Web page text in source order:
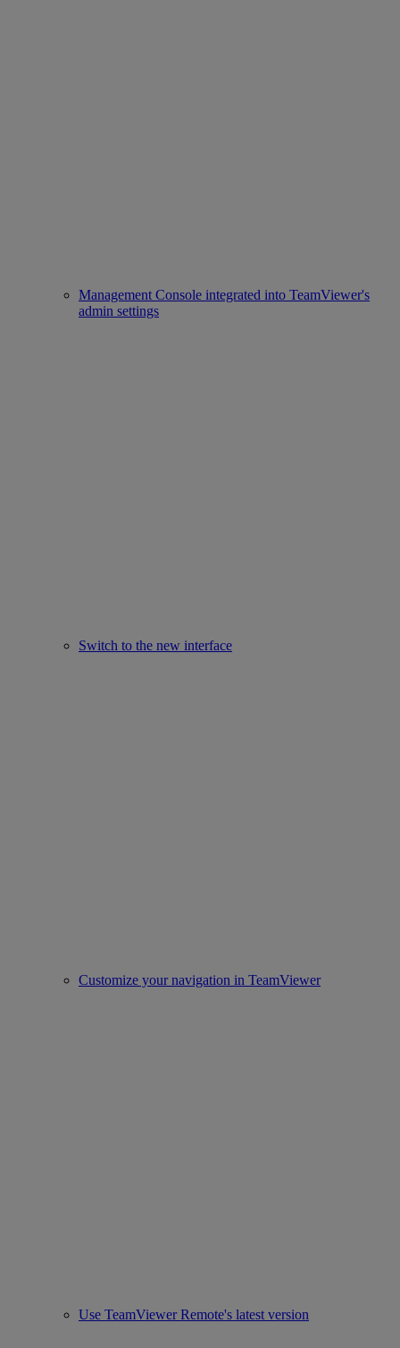
Management Console integrated into TeamViewer's
admin settings
Switch to the new interface
Customize your navigation in TeamViewer
Use TeamViewer Remote's latest version